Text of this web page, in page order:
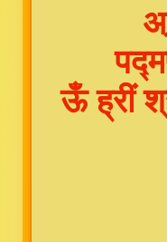
ऊँ ह्रीं